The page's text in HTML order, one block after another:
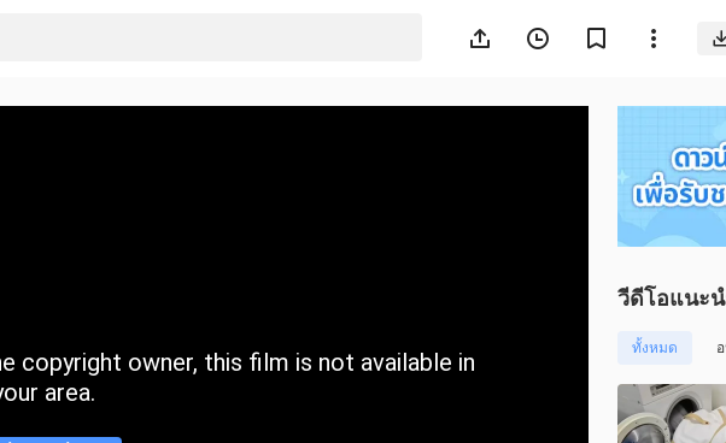
copyright owner, this film is not available in
area.
วีดีโอแนะ
ทั้งหมด